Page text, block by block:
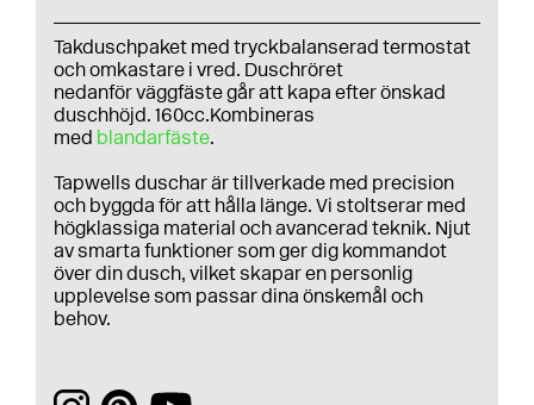
Takduschpaket med tryckbalanserad termostat
och omkastare i vred. Duschröret
nedanför väggfäste går att kapa efter önskad
duschhöjd. 160cc.Kombineras
med blandarfäste.
Tapwells duschar är tillverkade med precision
och byggda för att hålla länge. Vi stoltserar med
högklassiga material och avancerad teknik. Njut
av smarta funktioner som ger dig kommandot
över din dusch, vilket skapar en personlig
upplevelse som passar dina önskemål och
behov.